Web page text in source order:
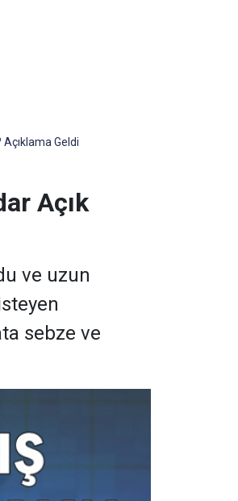
Geldi
Açık
ve uzun
sebze ve